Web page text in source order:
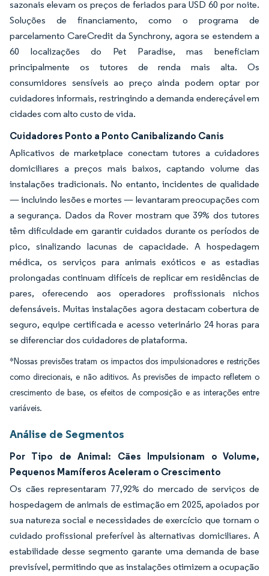
sazonais elevam os preços de feriados para USD 60 por noite.
Soluções de financiamento, como o programa de
parcelamento CareCredit da Synchrony, agora se estendem a
60 localizações do Pet Paradise, mas beneficiam
principalmente os tutores de renda mais alta. Os
consumidores sensíveis ao preço ainda podem optar por
cuidadores informais, restringindo a demanda endereçável em
cidades com alto custo de vida.
Cuidadores Ponto a Ponto Canibalizando Canis
Aplicativos de marketplace conectam tutores a cuidadores
domiciliares a preços mais baixos, captando volume das
instalações tradicionais. No entanto, incidentes de qualidade
— incluindo lesões e mortes — levantaram preocupações com
a segurança. Dados da Rover mostram que 39% dos tutores
têm dificuldade em garantir cuidados durante os períodos de
pico, sinalizando lacunas de capacidade. A hospedagem
médica, os serviços para animais exóticos e as estadias
prolongadas continuam difíceis de replicar em residências de
pares, oferecendo aos operadores profissionais nichos
defensáveis. Muitas instalações agora destacam cobertura de
seguro, equipe certificada e acesso veterinário 24 horas para
se diferenciar dos cuidadores de plataforma.
*Nossas previsões tratam os impactos dos impulsionadores e restrições
como direcionais, e não aditivos. As previsões de impacto refletem o
crescimento de base, os efeitos de composição e as interações entre
variáveis.
Análise de Segmentos
Por Tipo de Animal: Cães Impulsionam o Volume,
Pequenos Mamíferos Aceleram o Crescimento
Os cães representaram 77,92% do mercado de serviços de
hospedagem de animais de estimação em 2025, apoiados por
sua natureza social e necessidades de exercício que tornam o
cuidado profissional preferível às alternativas domiciliares. A
estabilidade desse segmento garante uma demanda de base
previsível, permitindo que as instalações otimizem a ocupação